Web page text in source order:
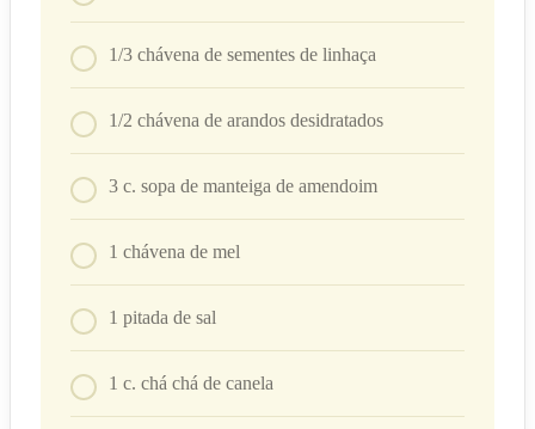
1/3 chávena de sementes de linhaça
1/2 chávena de arandos desidratados
3 c. sopa de manteiga de amendoim
1 chávena de mel
1 pitada de sal
1 c. chá chá de canela